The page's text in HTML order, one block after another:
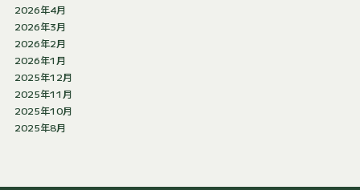
2026年4月
2026年3月
2026年2月
2026年1月
2025年12月
2025年11月
2025年10月
2025年8月